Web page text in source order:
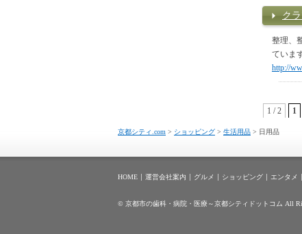
ク
整理、
ていま
http://
1 / 2 1
京都シティ.com > ショッピング > 生活用品 > 日用品
HOME 運営会社案内 グルメ ショッピング エンタメ
© 京都市の歯科・病院・医療～京都シティドットコム All